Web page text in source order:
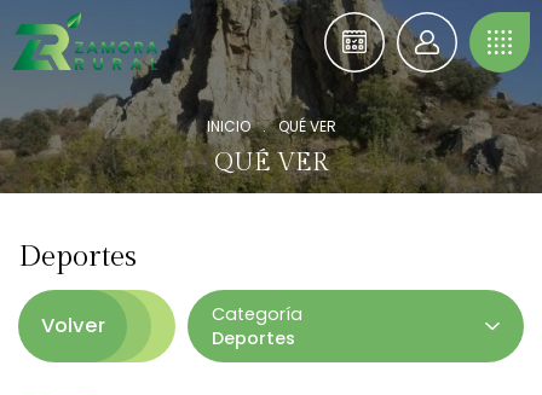
INICIO . QUÉ VER
QUÉ VER
Deportes
Categoría
Deportes
Volver